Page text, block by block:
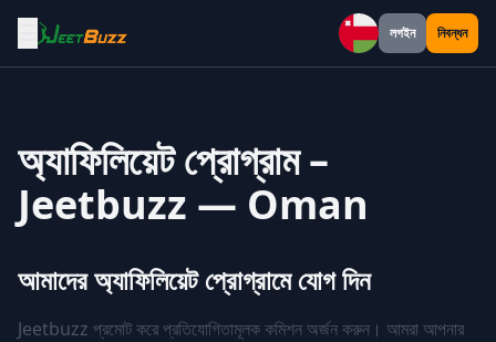
Oman
লগইন নিবন্ধন
অ্যাফিলিয়েট প্রোগ্রাম –
Jeetbuzz — Oman
আমাদের অ্যাফিলিয়েট প্রোগ্রামে যোগ দিন
Jeetbuzz প্রমোট করে প্রতিযোগিতামূলক কমিশন অর্জন করুন। আমরা আপনার